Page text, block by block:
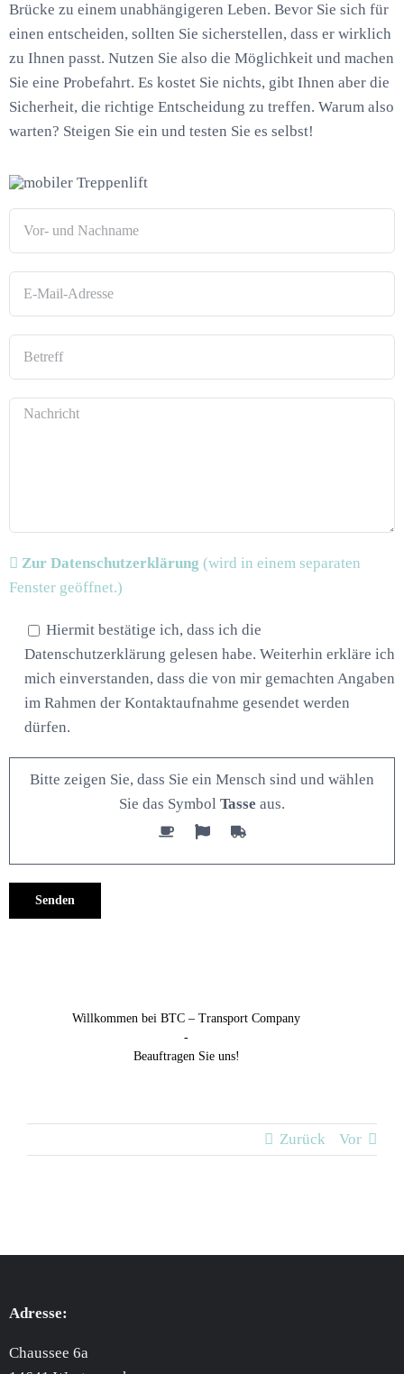
Brücke zu einem unabhängigeren Leben. Bevor Sie sich für
einen entscheiden, sollten Sie sicherstellen, dass er wirklich
zu Ihnen passt. Nutzen Sie also die Möglichkeit und machen
Sie eine Probefahrt. Es kostet Sie nichts, gibt Ihnen aber die
Sicherheit, die richtige Entscheidung zu treffen. Warum also
warten? Steigen Sie ein und testen Sie es selbst!
Zur Datenschutzerklärung (wird in einem separaten
Fenster geöffnet.)
Hiermit bestätige ich, dass ich die
Datenschutzerklärung gelesen habe. Weiterhin erkläre ich
mich einverstanden, dass die von mir gemachten Angaben
im Rahmen der Kontaktaufnahme gesendet werden
dürfen.
Bitte zeigen Sie, dass Sie ein Mensch sind und wählen
Sie das Symbol Tasse aus.
Willkommen bei BTC – Transport Company
-
Beauftragen Sie uns!
Zurück Vor
Adresse:
Chaussee 6a